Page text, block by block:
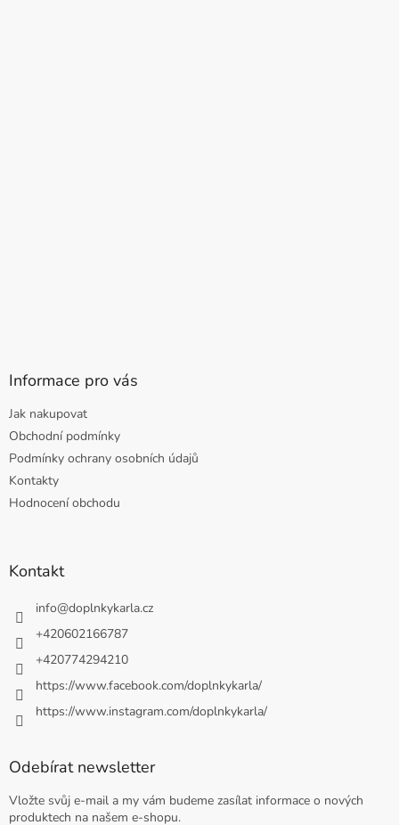
Informace pro vás
Jak nakupovat
Obchodní podmínky
Podmínky ochrany osobních údajů
Kontakty
Hodnocení obchodu
Kontakt
info@doplnkykarla.cz
+420602166787
+420774294210
https://www.facebook.com/doplnkykarla/
https://www.instagram.com/doplnkykarla/
Odebírat newsletter
Vložte svůj e-mail a my vám budeme zasílat informace o nových
produktech na našem e-shopu.